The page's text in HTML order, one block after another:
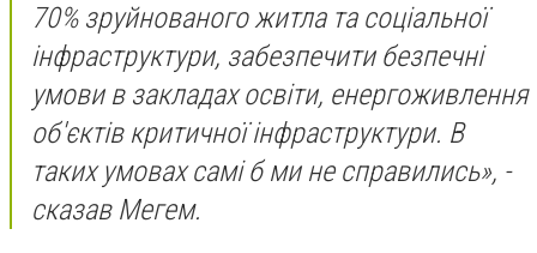
70% зруйнованого житла та соціальної
інфраструктури, забезпечити безпечні
умови в закладах освіти, енергоживлення
об'єктів критичної інфраструктури. В
таких умовах самі б ми не справились», -
сказав Мегем.